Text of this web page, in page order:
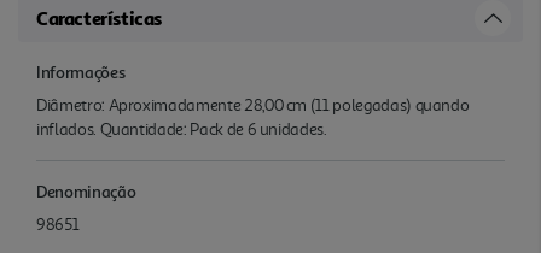
Características
Informações
Diâmetro: Aproximadamente 28,00 cm (11 polegadas) quando
inflados. Quantidade: Pack de 6 unidades.
Denominação
98651